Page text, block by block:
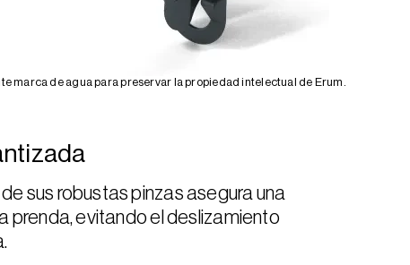
marca de agua para preservar la propiedad intelectual de Erum.
sus robustas pinzas asegura una
prenda, evitando el deslizamiento